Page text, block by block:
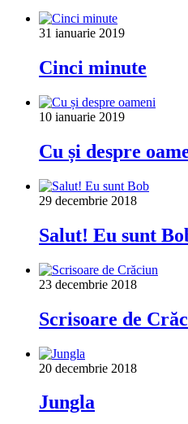
31 ianuarie 2019
Cinci minute
10 ianuarie 2019
Cu și despre
29 decembrie 2018
Salut! Eu sunt
23 decembrie 2018
Scrisoare de
20 decembrie 2018
Jungla